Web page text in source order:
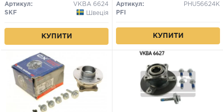
Артикул:
VKBA 6624
SKF
Швеція
КУПИТИ
Артикул:
PHU56624K
PFI
КУПИТИ